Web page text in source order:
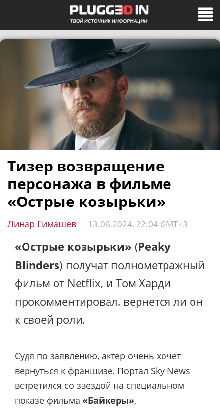
Тизер возвращение
персонажа в фильме
«Острые козырьки»
Линар Гимашев | 13.06.2024, 22:04 GMT+3
«Острые козырьки» (Peaky
Blinders) получат полнометражный
фильм от Netflix, и Том Харди
прокомментировал, вернется ли он
к своей роли.
Судя по заявлению, актер очень хочет
вернуться к франшизе. Портал Sky News
встретился со звездой на специальном
показе фильма «Байкеры»,